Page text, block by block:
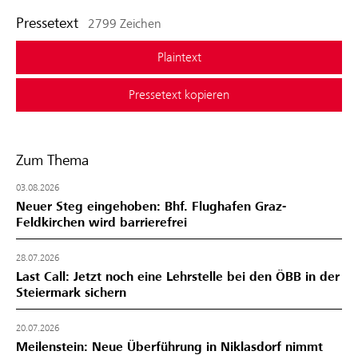
Pressetext 2799 Zeichen
Plaintext
Pressetext kopieren
Zum Thema
03.08.2026
Neuer Steg eingehoben: Bhf. Flughafen Graz-
Feldkirchen wird barrierefrei
28.07.2026
Last Call: Jetzt noch eine Lehrstelle bei den ÖBB in der
Steiermark sichern
20.07.2026
Meilenstein: Neue Überführung in Niklasdorf nimmt